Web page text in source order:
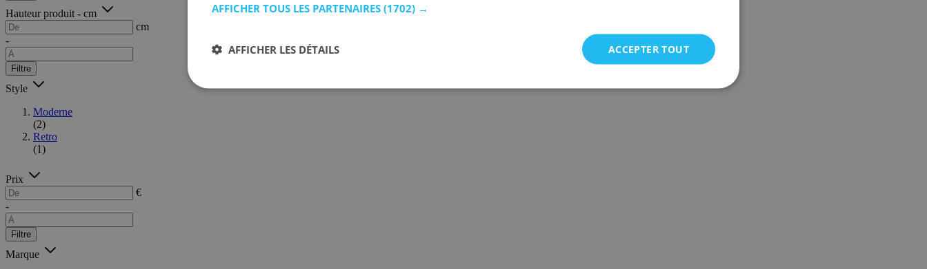
Hauteur produit - cm
cm
-
Filtre
Style
Moderne
(2)
Retro
(1)
Prix
€
-
Filtre
Marque
AFFICHER TOUS LES PARTENAIRES (1702) →
ACCEPTER TOUT
AFFICHER LES DÉTAILS